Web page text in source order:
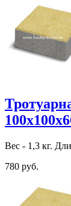
Вес - 1,3 кг.
780 руб.